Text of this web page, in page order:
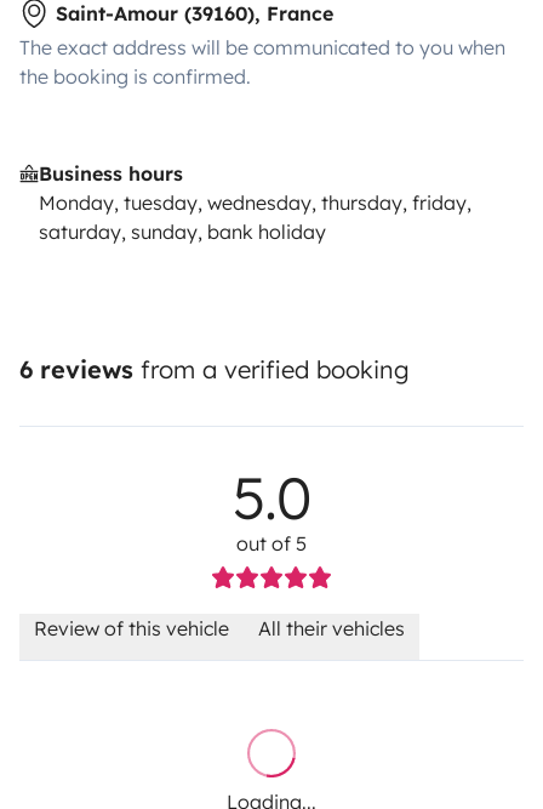
Saint-Amour (39160), France
The exact address will be communicated to you when
the booking is confirmed.
Business hours
Monday, tuesday, wednesday, thursday, friday,
saturday, sunday, bank holiday
6 reviews from a verified booking
5.0
out of 5
Review of this vehicle All their vehicles
Loading...